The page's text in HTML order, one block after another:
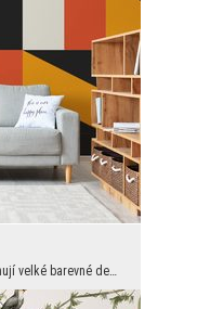
Často se bojíte návrhů, které obsahují velké barevné detaily. Rádi bychom vás však motivovali k v...